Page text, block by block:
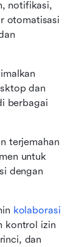
notifikasi,
otomatisasi
dan
berbagai
terjemahan
untuk
dengan
kolaborasi
kontrol izin
dan